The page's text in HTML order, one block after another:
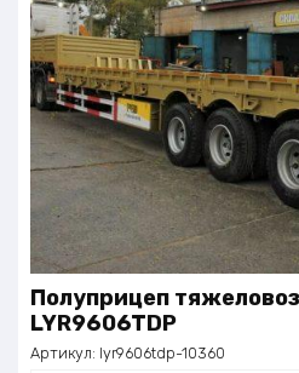
Полуприцеп
LYR9606TDP
Артикул: lyr9606tdp-10360